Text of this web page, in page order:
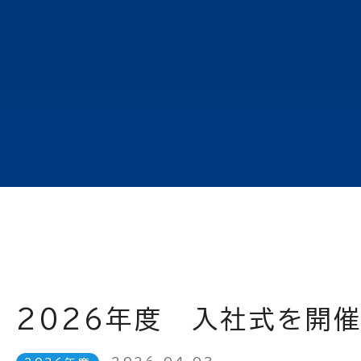
2026年度 入社式を開催